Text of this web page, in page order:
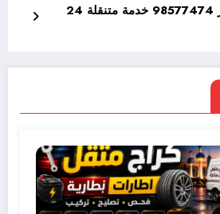
تصليح سيارات همر 98577474 خدمة متنقلة 24